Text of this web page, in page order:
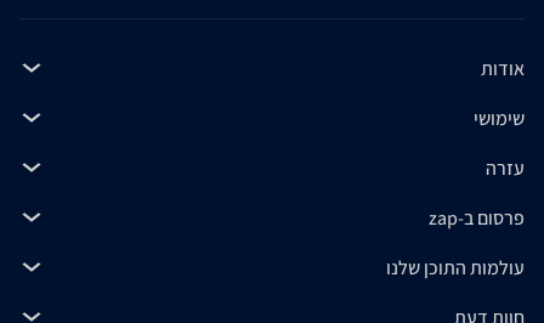
אודות
שימושי
עזרה
פרסום ב-zap
עולמות התוכן שלנו
חוות דעת